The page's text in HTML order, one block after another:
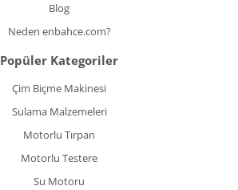
Blog
Neden enbahce.com?
Popüler Kategoriler
Çim Biçme Makinesi
Sulama Malzemeleri
Motorlu Tırpan
Motorlu Testere
Su Motoru